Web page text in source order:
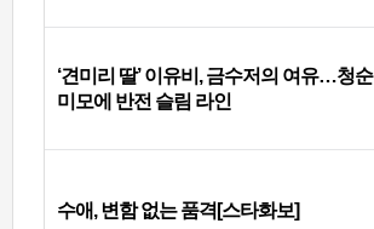
‘견미리 딸’ 이유비, 금수저의 여유…청순
미모에 반전 슬림 라인
수애, 변함 없는 품격[스타화보]